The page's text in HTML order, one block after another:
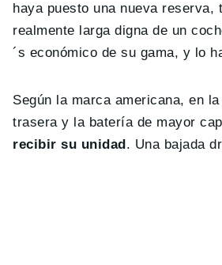
haya puesto una nueva
realmente larga digna de un
´s económico de su gama, y lo
Según la marca americana, en
trasera y la batería de mayor
recibir su unidad. Una bajada